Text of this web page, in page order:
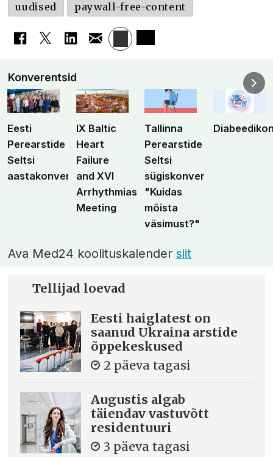
uudised paywall-free-content
Konverentsid
Eesti
Perearstide
Seltsi
aastakonverents
IX Baltic
Heart
Failure
and XVI
Arrhythmias
Meeting
Tallinna
Perearstide
Seltsi
sügiskonverents
"Kuidas
mõista
väsimust?"
Ava Med24 koolituskalendersiit
Tellijad loevad
Eesti haiglatest on
saanud Ukraina arstide
õppekeskused
2 päeva tagasi
Augustis algab
täiendav vastuvõtt
residentuuri
3 päeva tagasi